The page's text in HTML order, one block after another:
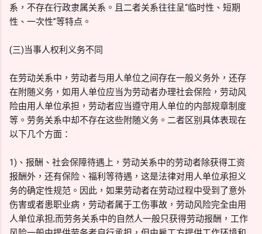
系，不存在行政隶属关系。且二者关系往往呈“临时性、短期
性、一次性”等特点。
(三)当事人权利义务不同
在劳动关系中，劳动者与用人单位之间存在一般义务外，还存
在附随义务，如用人单位应当为劳动者办理社会保险，劳动风
险由用人单位承担，劳动者应当遵守用人单位的内部规章制度
等。劳务关系中却不存在这些附随义务。二者区别具体表现在
以下几个方面：
1)、报酬、社会保障待遇上，劳动关系中的劳动者除获得工资
报酬外，还有保险、福利等待遇，这是法律对用人单位承担义
务的确定性规范。因此，如果劳动者在劳动过程中受到了意外
伤害或者患职业病，劳动者属于工伤事故，劳动风险完全由用
人单位承担;而劳务关系中的自然人一般只获得劳动报酬，工作